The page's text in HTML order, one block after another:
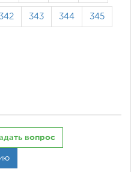
342 343 344 345
вопрос